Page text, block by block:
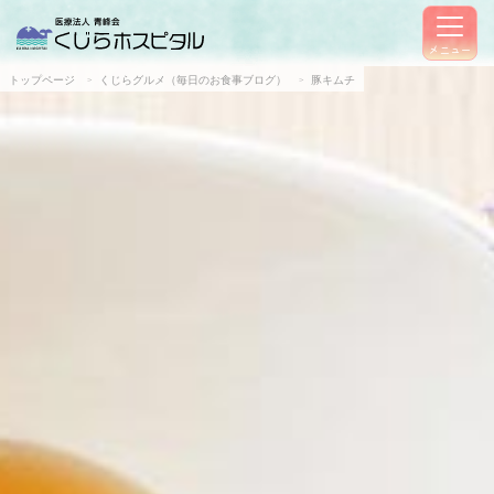
メニュー
トップページ くじらグルメ（毎日のお食事ブログ） 豚キムチ